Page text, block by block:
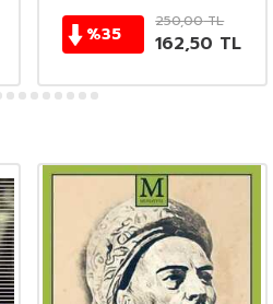
%35
250,00TL
162,50 TL